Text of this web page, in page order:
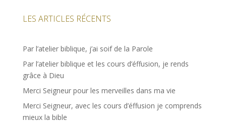
LES ARTICLES RÉCENTS
Par l’atelier biblique, j’ai soif de la Parole
Par l’atelier biblique et les cours d’éffusion, je rends
grâce à Dieu
Merci Seigneur pour les merveilles dans ma vie
Merci Seigneur, avec les cours d’éffusion je comprends
mieux la bible